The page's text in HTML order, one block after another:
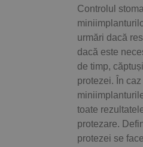
Controlul
urmări dacă
dacă este
de timp,
protezei. În
toate
protezare.
protezei se